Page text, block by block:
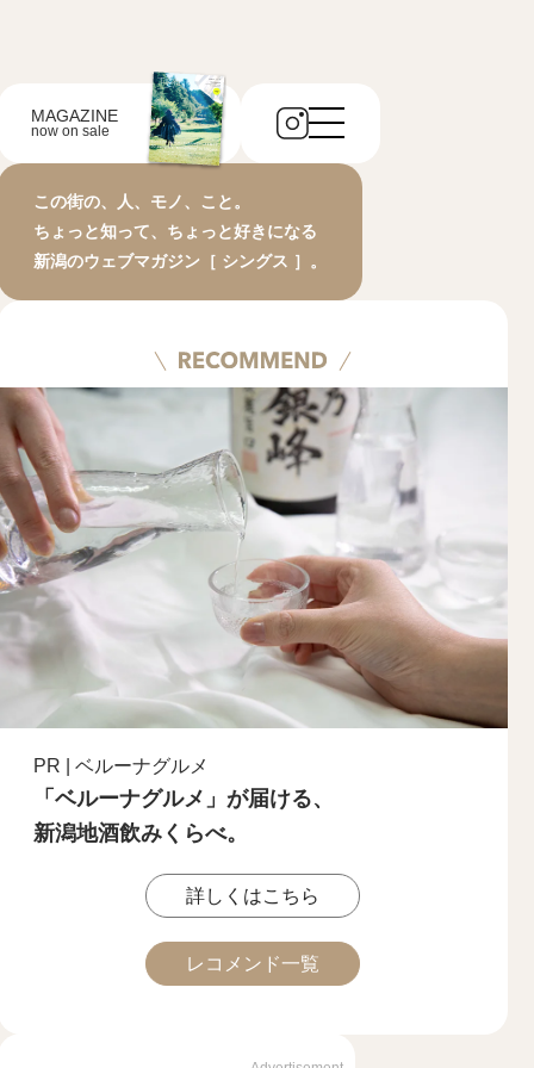
MAGAZINE
now on sale
この街の、人、モノ、こと。
ちょっと知って、ちょっと好きになる
新潟のウェブマガジン［ シングス ］。
PR | ベルーナグルメ
「ベルーナグルメ」が届ける、
新潟地酒飲みくらべ。
詳しくはこちら
レコメンド一覧